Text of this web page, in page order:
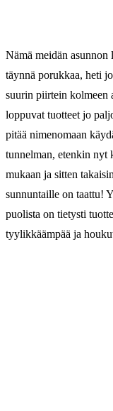
Nämä meidän asunnon
täynnä porukkaa, heti
suurin piirtein kolmeen
loppuvat tuotteet jo
pitää nimenomaan
tunnelman, etenkin nyt
mukaan ja sitten
sunnuntaille on taattu!
puolista on tietysti
tyylikkäämpää ja